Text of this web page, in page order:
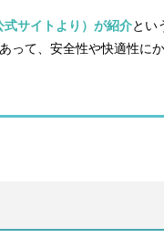
サイトより）が紹介とい
って、安全性や快適性に